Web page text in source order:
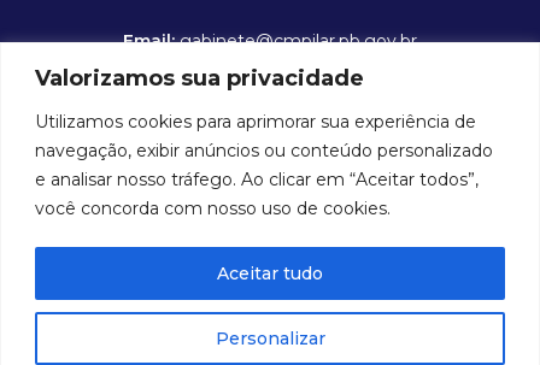
Valorizamos sua privacidade
Utilizamos cookies para aprimorar sua experiência de
navegação, exibir anúncios ou conteúdo personalizado
e analisar nosso tráfego. Ao clicar em “Aceitar todos”,
você concorda com nosso uso de cookies.
Personalizar
Aceitar tudo
Email:gabinete@cmpilar.pb.gov.br
Horário de expediente:
8:00 às 12:00 hrs
Portal da Transparência
Folha de Pagamento
Contra Cheque Online
E-SIC - Serviço Eletrônico de Informações ao Cidadão